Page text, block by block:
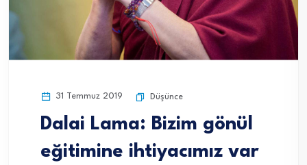
31 Temmuz 2019 Düşünce
Dalai Lama: Bizim gönül
eğitimine ihtiyacımız var